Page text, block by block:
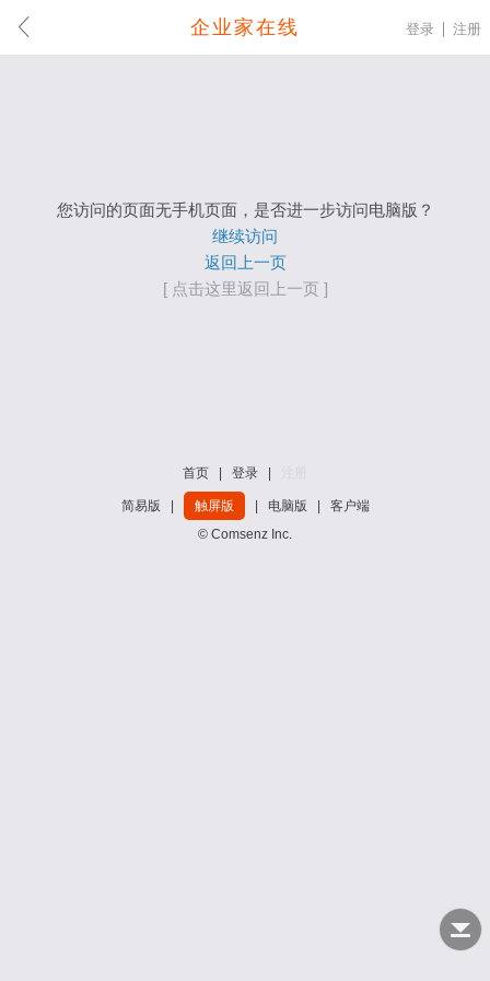
企业家在线 登录 注册
您访问的页面无手机页面，是否进一步访问电脑版？
继续访问
返回上一页
[ 点击这里返回上一页 ]
首页 登录
简易版 触屏版 电脑版
客户端
© Comsenz Inc.